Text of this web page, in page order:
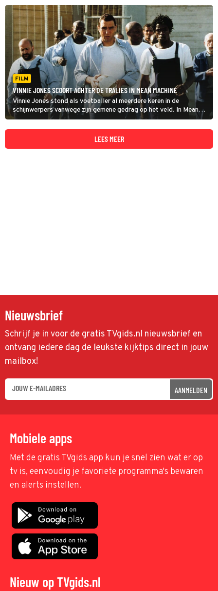
FILM
VINNIE JONES SCOORT ACHTER DE TRALIES IN MEAN MACHINE
Vinnie Jones stond als voetballer al meerdere keren in de
schijnwerpers vanwege zijn gemene gedrag op het veld. In Mean
Machine komt zijn vechtersmentaliteit hem goed van pas.
LEES MEER
Nieuwsbrief
Schrijf je in voor de gratis TVgids.nl nieuwsbrief en
ontvang iedere dag de leukste kijktips direct in jouw
mailbox!
AANMELDEN
Mobiele apps
Met de gratis TVgids app kun je snel zien wat er op
tv is, eenvoudig je favoriete programma's bewaren
en alerts instellen.
Nieuw op TVgids.nl